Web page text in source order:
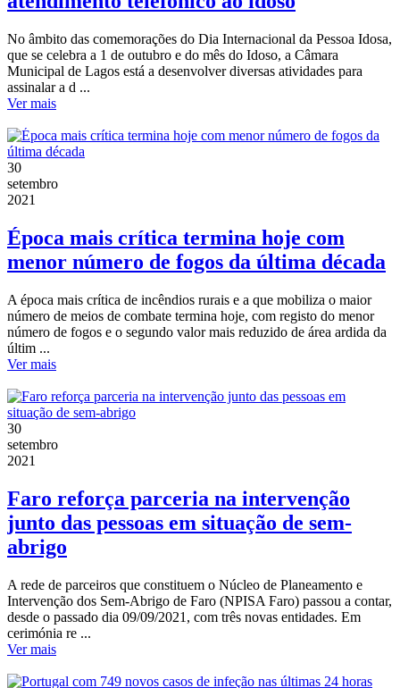
No âmbito das comemorações do Dia Internacional da Pessoa Idosa,
que se celebra a 1 de outubro e do mês do Idoso, a Câmara
Municipal de Lagos está a desenvolver diversas atividades para
assinalar a d ...
Ver mais
30
setembro
2021
Época mais crítica termina hoje com
menor número de fogos da última década
A época mais crítica de incêndios rurais e a que mobiliza o maior
número de meios de combate termina hoje, com registo do menor
número de fogos e o segundo valor mais reduzido de área ardida da
últim ...
Ver mais
30
setembro
2021
Faro reforça parceria na intervenção
junto das pessoas em situação de sem-
abrigo
A rede de parceiros que constituem o Núcleo de Planeamento e
Intervenção dos Sem-Abrigo de Faro (NPISA Faro) passou a contar,
desde o passado dia 09/09/2021, com três novas entidades. Em
cerimónia re ...
Ver mais